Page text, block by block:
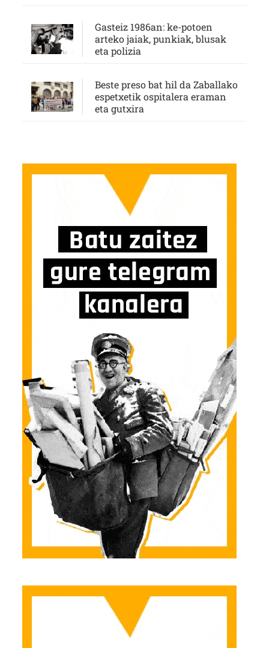
Gasteiz 1986an: ke-potoen
arteko jaiak, punkiak, blusak
eta polizia
Beste preso bat hil da Zaballako
espetxetik ospitalera eraman
eta gutxira